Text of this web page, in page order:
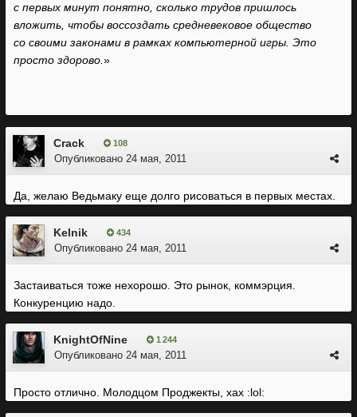
с первых минут понятно, сколько трудов пришлось
вложить, чтобы воссоздать средневековое общество
со своими законами в рамках компьютерной игры. Это
просто здорово.»
Crack 108
Опубликовано 24 мая, 2011
Да, желаю Ведьмаку еще долго рисоваться в первых местах.
Kelnik 434
Опубликовано 24 мая, 2011
Застаиваться тоже нехорошо. Это рынок, коммэрция.
Конкуренцию надо.
KnightOfNine 1 244
Опубликовано 24 мая, 2011
Просто отлично. Молодцом Проджекты, хах :lol: